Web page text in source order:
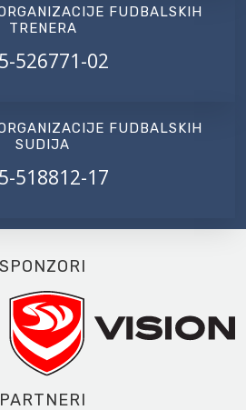
FUDBALSKIH
TRENERA
526771-02
FUDBALSKIH
SUDIJA
518812-17
SPONZORI
PARTNERI